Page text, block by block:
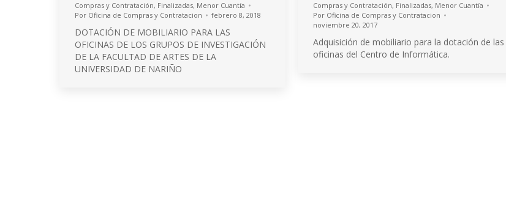
Compras y Contratación, Finalizadas, Menor Cuantía
Por Oficina de Compras y Contratacion febrero 8, 2018
DOTACIÓN DE MOBILIARIO PARA LAS
OFICINAS DE LOS GRUPOS DE INVESTIGACIÓN
DE LA FACULTAD DE ARTES DE LA
UNIVERSIDAD DE NARIÑO
Compras y Contratación, Finalizadas, Menor Cuantía
Por Oficina de Compras y Contratacion
noviembre 20, 2017
Adquisición de mobiliario para la dotación de las
oficinas del Centro de Informática.